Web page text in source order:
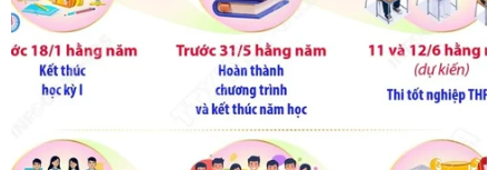
Thế giới có hơn 203 triệu ca mắc, trong đó
hơn 4 triệu ca tử vong